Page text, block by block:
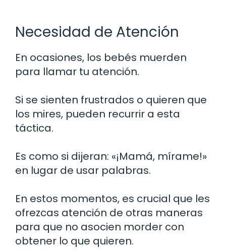
Necesidad de Atención
En ocasiones, los bebés muerden
para llamar tu atención.
Si se sienten frustrados o quieren que
los mires, pueden recurrir a esta
táctica.
Es como si dijeran: «¡Mamá, mírame!»
en lugar de usar palabras.
En estos momentos, es crucial que les
ofrezcas atención de otras maneras
para que no asocien morder con
obtener lo que quieren.